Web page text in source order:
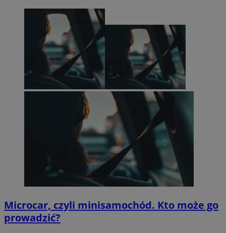
Microcar, czyli minisamochód. Kto może go
prowadzić?